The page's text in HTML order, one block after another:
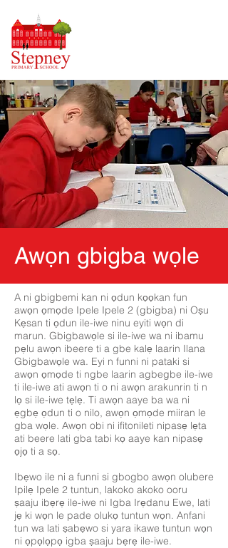
Awọn gbigba wọle
A ni gbigbemi kan ni ọdun kọọkan fun
awọn ọmọde Ipele Ipele 2 (gbigba) ni Oṣu
Kẹsan ti ọdun ile-iwe ninu eyiti wọn di
marun. Gbigbawọle si ile-iwe wa ni ibamu
pẹlu awọn ibeere ti a gbe kalẹ laarin Ilana
Gbigbawọle wa. Eyi n funni ni pataki si
awọn ọmọde ti ngbe laarin agbegbe ile-iwe
ti ile-iwe ati awọn ti o ni awọn arakunrin ti n
lọ si ile-iwe tẹlẹ. Ti awọn aaye ba wa ni
ẹgbẹ ọdun ti o nilo, awọn ọmọde miiran le
gba wọle. Awọn obi ni ifitonileti nipasẹ lẹta
ati beere lati gba tabi kọ aaye kan nipasẹ
ọjọ ti a sọ.
Ibẹwo ile ni a funni si gbogbo awọn olubere
Ipilẹ Ipele 2 tuntun, lakoko akoko ooru
ṣaaju ibẹrẹ ile-iwe ni Igba Irẹdanu Ewe, lati
jẹ ki wọn le pade olukọ tuntun wọn. Anfani
tun wa lati ṣabẹwo si yara ikawe tuntun wọn
ni ọpọlọpọ igba ṣaaju bẹrẹ ile-iwe.